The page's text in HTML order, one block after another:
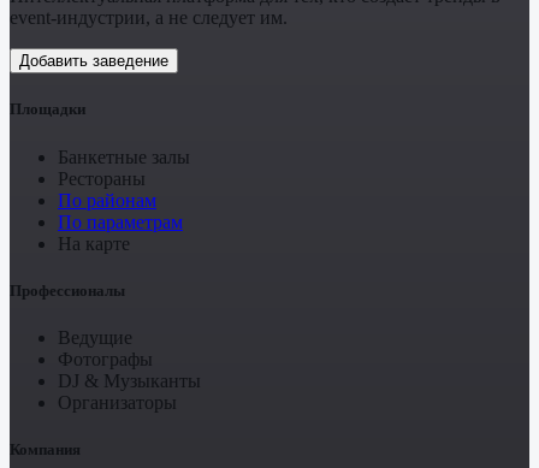
event-индустрии, а не следует им.
Добавить заведение
Площадки
Банкетные залы
Рестораны
По районам
По параметрам
На карте
Профессионалы
Ведущие
Фотографы
DJ & Музыканты
Организаторы
Компания